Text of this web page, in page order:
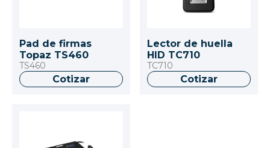
Pad de firmas
Topaz TS460
TS460
Cotizar
Lector de huella
HID TC710
TC710
Cotizar